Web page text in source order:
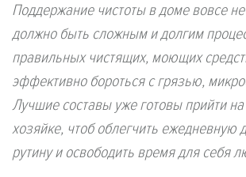
Поддержание чистоты в доме вовсе
должно быть сложным и долгим
правильных чистящих, моющих
эффективно бороться с грязью,
Лучшие составы уже готовы прийти
хозяйке, чтоб облегчить
рутину и освободить время для себя